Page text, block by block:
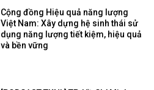
Cộng đồng Hiệu quả năng lượng
Việt Nam: Xây dựng hệ sinh thái sử
dụng năng lượng tiết kiệm, hiệu quả
và bền vững